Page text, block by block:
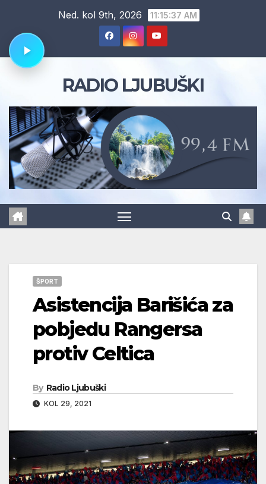
content
Ned. kol 9th, 2026 11:15:38 AM
RADIO LJUBUŠKI
ŠPORT
Asistencija Barišića za
pobjedu Rangersa
protiv Celtica
By Radio Ljubuški
KOL 29, 2021